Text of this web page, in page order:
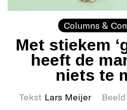
Columns &
Met stiekem
heeft de
niets te
Tekst Lars Meijer Beeld